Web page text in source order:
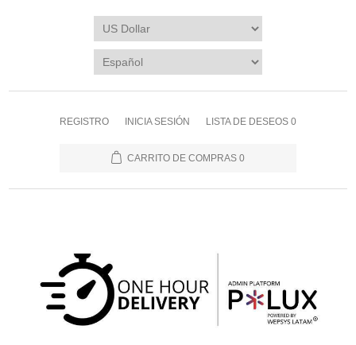
REGISTRO INICIA SESIÓN LISTA DE DESEOS 0
CARRITO DE COMPRAS 0